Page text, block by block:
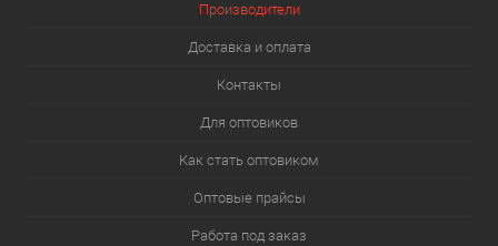
Производители
Доставка и оплата
Контакты
Для оптовиков
Как стать оптовиком
Оптовые прайсы
Работа под заказ